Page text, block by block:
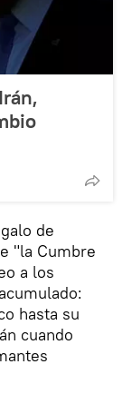
de
"la Cumbre
a los
hasta su
cuando